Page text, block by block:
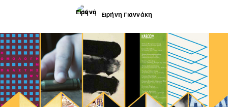
Ειρήνη Γιαννάκη